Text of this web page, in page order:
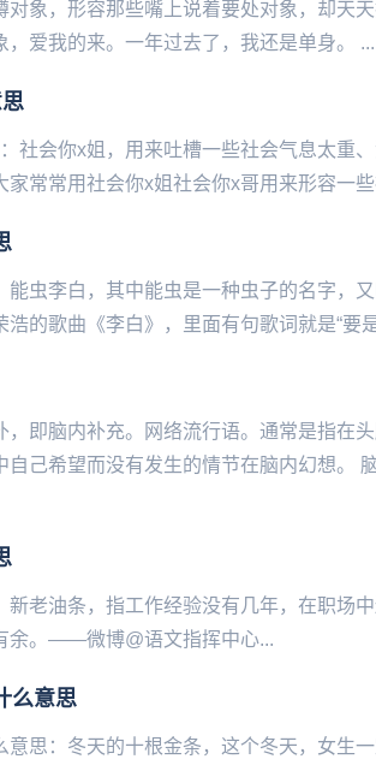
对象，形容那些嘴上说着要处对象，却天
，爱我的来。一年过去了，我还是单身。 ...
社会你x姐，用来吐槽一些社会气息太重
家常常用社会你x姐社会你x哥用来形容一
能虫李白，其中能虫是一种虫子的名字，
的歌曲《李白》，里面有句歌词就是“要
，即脑内补充。网络流行语。通常是指在
自己希望而没有发生的情节在脑内幻想。
新老油条，指工作经验没有几年，在职场
余。——微博@语文指挥中心...
么意思
意思：冬天的十根金条，这个冬天，女生